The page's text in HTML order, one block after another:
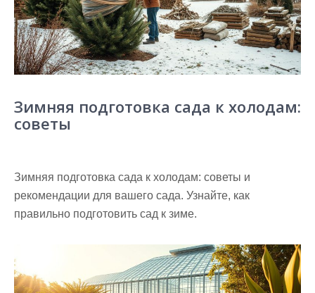
Зимняя подготовка сада к холодам:
советы
Зимняя подготовка сада к холодам: советы и
рекомендации для вашего сада. Узнайте, как
правильно подготовить сад к зиме.